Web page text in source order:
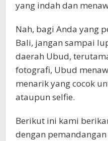
yang indah dan
Nah, bagi Anda yang
Bali, jangan sampai
daerah Ubud,
fotografi, Ubud
menarik yang cocok
ataupun selfie.
Berikut ini kami
dengan